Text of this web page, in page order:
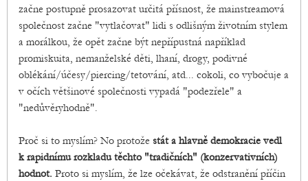
začne postupně prosazovat určitá přísnost, že mainstreamová
společnost začne "vytlačovat" lidi s odlišným životním stylem
a morálkou, že opět začne být nepřípustná například
promiskuita, nemanželské děti, lhaní, drogy, podivné
oblékání/účesy/piercing/tetování, atd... cokoli, co vybočuje a
v očích většinové společnosti vypadá "podezřele" a
"nedůvěryhodně".
Proč si to myslím? No protože stát a hlavně demokracie vedl
k rapidnímu rozkladu těchto "tradičních" (konzervativních)
hodnot. Proto si myslím, že lze očekávat, že odstranění příčin